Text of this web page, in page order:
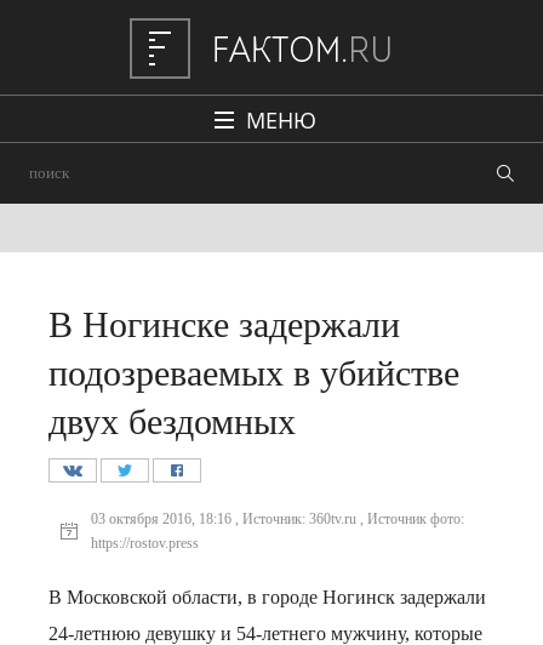
МЕНЮ
В Ногинске задержали
подозреваемых в убийстве
двух бездомных
03 октября 2016, 18:16 , Источник: 360tv.ru , Источник фото:
https://rostov.press
В Московской области, в городе Ногинск задержали
24-летнюю девушку и 54-летнего мужчину, которые